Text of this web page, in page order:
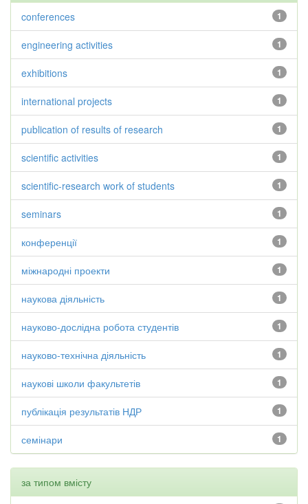
1
conferences
1
engineering activities
1
exhibitions
1
international projects
1
publication of results of research
1
scientific activities
1
scientific-research work of students
1
seminars
1
конференції
1
міжнародні проекти
1
наукова діяльність
1
науково-дослідна робота студентів
1
науково-технічна діяльність
1
наукові школи факультетів
1
публікація результатів НДР
1
семінари
за типом вмісту